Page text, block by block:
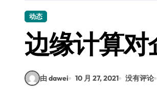
科技赋能：系统容器
动态
边缘计算对
由 dawei 10 月 27, 2021 没有评论